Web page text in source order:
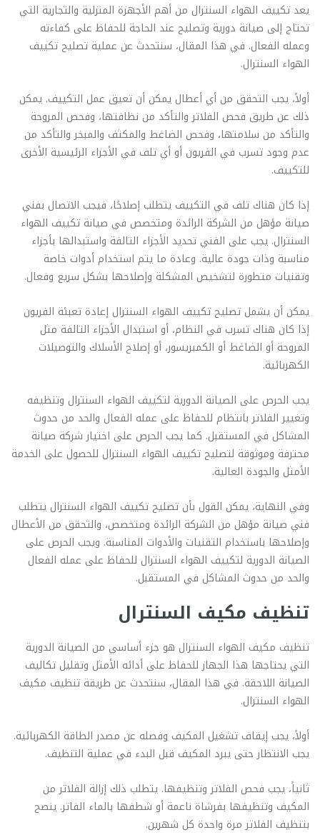
يعد تكييف الهواء السنترال من أهم الأجهزة المنزلية والتجارية التي
تحتاج إلى صيانة دورية وتصليح عند الحاجة للحفاظ على كفاءته
وعمله الفعال. في هذا المقال، سنتحدث عن عملية تصليح تكييف
الهواء السنترال.
أولاً، يجب التحقق من أي أعطال يمكن أن تعيق عمل التكييف. يمكن
ذلك عن طريق فحص الفلاتر والتأكد من نظافتها، وفحص المروحة
والتأكد من سلامتها، وفحص الضاغط والمكثف والمبخر والتأكد من
عدم وجود تسرب في الفريون أو أي تلف في الأجزاء الرئيسية الأخرى
للتكييف.
إذا كان هناك تلف في التكييف يتطلب إصلاحًا، فيجب الاتصال بفني
صيانة مؤهل من الشركة الرائدة ومتخصص في صيانة تكييف الهواء
السنترال. يجب على الفني تحديد الأجزاء التالفة واستبدالها بأجزاء
مناسبة وذات جودة عالية. وعادة ما يتم استخدام أدوات خاصة
وتقنيات متطورة لتشخيص المشكلة وإصلاحها بشكل سريع وفعال.
يمكن أن يشمل تصليح تكييف الهواء السنترال إعادة تعبئة الفريون
إذا كان هناك تسرب في النظام، أو استبدال الأجزاء التالفة مثل
المروحة أو الضاغط أو الكمبريسور، أو إصلاح الأسلاك والتوصيلات
الكهربائية.
يجب الحرص على الصيانة الدورية لتكييف الهواء السنترال وتنظيفه
وتغيير الفلاتر بانتظام للحفاظ على عمله الفعال والحد من حدوث
المشاكل في المستقبل. كما يجب الحرص على اختيار شركة صيانة
محترفة وموثوقة لتصليح تكييف الهواء السنترال للحصول على الخدمة
الأمثل والجودة العالية.
وفي النهاية، يمكن القول بأن تصليح تكييف الهواء السنترال يتطلب
فني صيانة مؤهل من الشركة الرائدة ومتخصص، والتحقق من الأعطال
وإصلاحها باستخدام التقنيات والأدوات المناسبة. ويجب الحرص على
الصيانة الدورية لتكييف الهواء السنترال للحفاظ على عمله الفعال
والحد من حدوث المشاكل في المستقبل.
تنظيف مكيف السنترال
تنظيف مكيف الهواء السنترال هو جزء أساسي من الصيانة الدورية
التي يحتاجها هذا الجهاز للحفاظ على أدائه الأمثل وتقليل تكاليف
الصيانة اللاحقة. في هذا المقال، سنتحدث عن طريقة تنظيف مكيف
الهواء السنترال.
أولاً، يجب إيقاف تشغيل المكيف وفصله عن مصدر الطاقة الكهربائية.
يجب الانتظار حتى يبرد المكيف قبل البدء في عملية التنظيف.
ثانياً، يجب فحص الفلاتر وتنظيفها. يتطلب ذلك إزالة الفلاتر من
المكيف وتنظيفها بفرشاة ناعمة أو شطفها بالماء الفاتر. ينصح
بتنظيف الفلاتر مرة واحدة كل شهرين.